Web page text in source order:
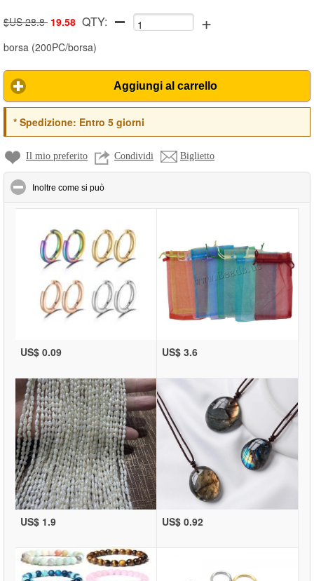
$US 28.8 19.58 QTY: +
borsa (200PC/borsa)
Aggiungi al carrello
*Spedizione: Entro 5 giorni
Il mio preferito Condividi Biglietto
Inoltre come si può
US$ 0.09 US$ 3.6
US$ 1.9 US$ 0.92